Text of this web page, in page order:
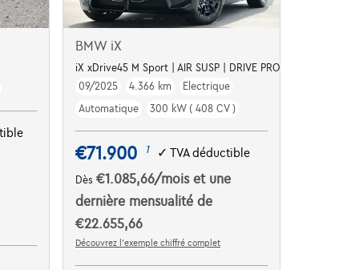
BMW iX
iX xDrive45 M Sport | AIR SUSP | DRIVE PRO | H&K |
09/2025
4.366 km
Electrique
Automatique
300 kW ( 408 CV )
€71.900 1 ✓TVA déductible
Dès€1.085,66/moiset une
dernière mensualité de
€22.655,66
Découvrez l’exemple chiffré complet